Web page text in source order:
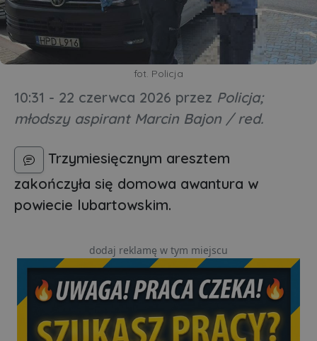
fot. Policja
10:31 - 22 czerwca 2026 przez Policja;
młodszy aspirant Marcin Bajon / red.
Trzymiesięcznym aresztem
zakończyła się domowa awantura w
powiecie lubartowskim.
dodaj reklamę w tym miejscu